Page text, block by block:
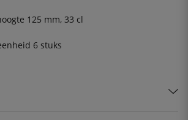
125 mm, 33 cl
6 stuks